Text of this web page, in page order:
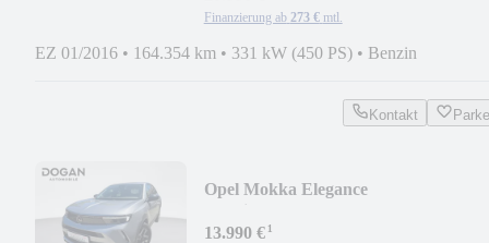
Finanzierung ab 273 € mtl.
EZ 01/2016 • 164.354 km • 331 kW (450 PS) • Benzin
Kontakt
Opel Mokka Elegance
13.990 €¹